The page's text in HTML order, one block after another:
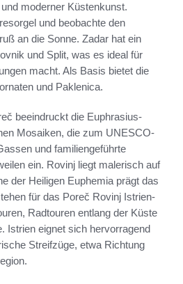
moderner Küstenkunst.
und beobachte den
an die Sonne. Zadar hat ein
und Split, was es ideal für
macht. Als Basis bietet die
und Paklenica.
beeindruckt die Euphrasius-
Mosaiken, die zum UNESCO-
und familiengeführte
ein. Rovinj liegt malerisch auf
der Heiligen Euphemia prägt das
für das Poreč Rovinj Istrien-
Radtouren entlang der Küste
Istrien eignet sich hervorragend
Streifzüge, etwa Richtung